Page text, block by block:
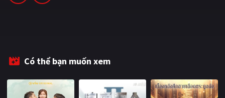
Có thể bạn muốn xem